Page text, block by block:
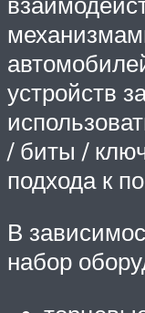
устройств
/ биты /
подхода к
В
набор